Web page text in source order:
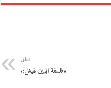
التالي
«فلسفة الدين لهيغل»